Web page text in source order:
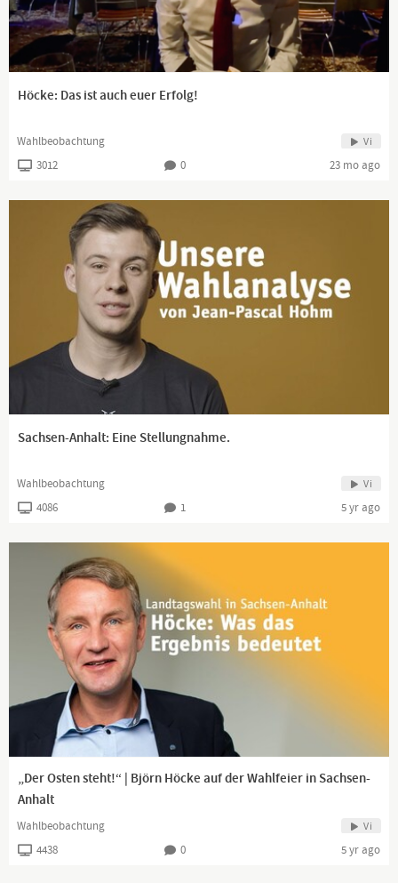
Höcke: Das ist auch euer Erfolg!
Wahlbeobachtung Vi
3012 0 23 mo ago
Sachsen-Anhalt: Eine Stellungnahme.
Wahlbeobachtung Vi
4086 1 5 yr ago
„Der Osten steht!“ | Björn Höcke auf der Wahlfeier in Sachsen-
Anhalt
Wahlbeobachtung Vi
4438 0 5 yr ago